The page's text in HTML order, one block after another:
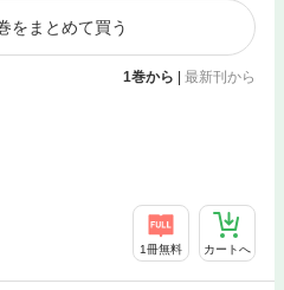
をまとめて買う
1巻から 最新刊から
1冊無料 カートへ